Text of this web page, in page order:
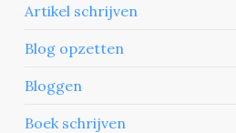
Artikel schrijven
Blog opzetten
Bloggen
Boek schrijven